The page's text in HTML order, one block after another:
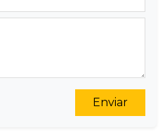
Enviar